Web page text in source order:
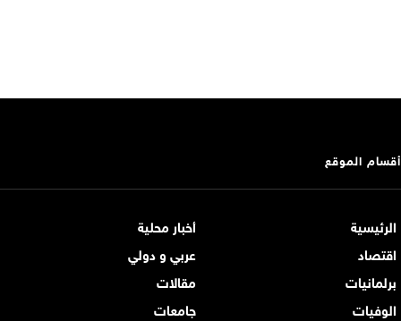
أقسام الموقع
الرئيسية
أخبار محلية
اقتصاد
عربي و دولي
برلمانيات
مقالات
الوفيات
جامعات